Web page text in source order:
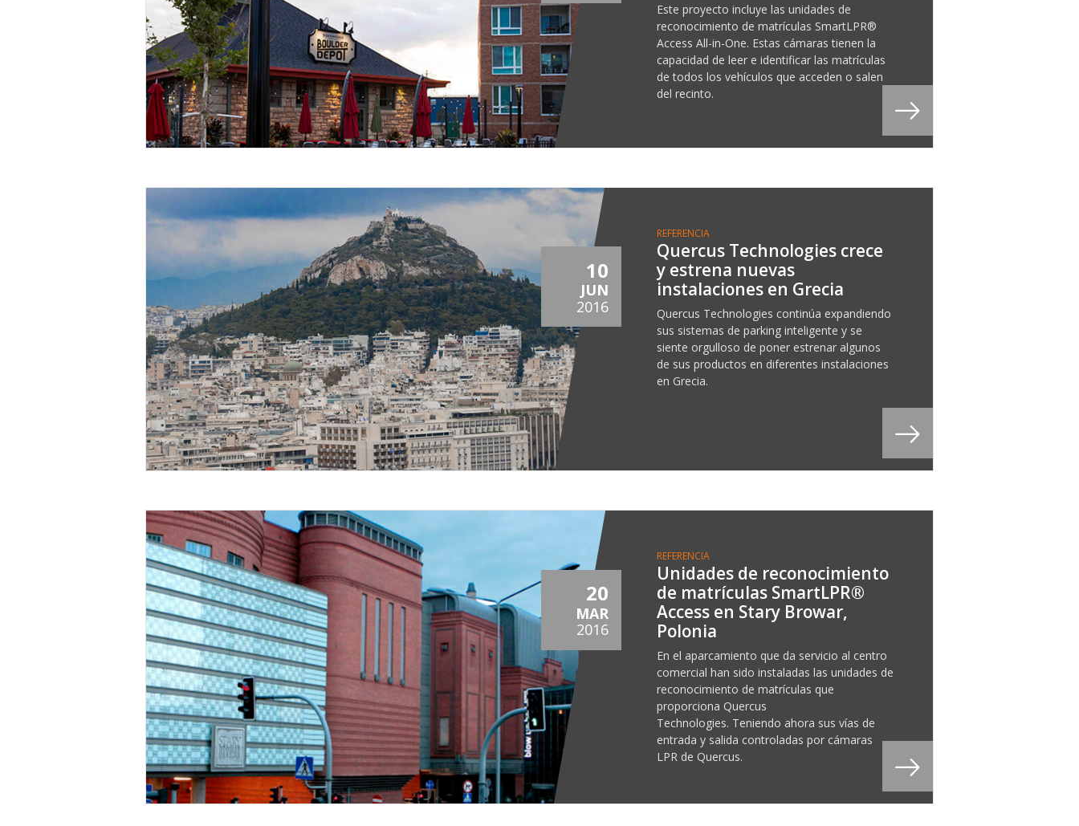
Este proyecto incluye las unidades de
reconocimiento de matrículas SmartLPR®
Access All-in-One. Estas cámaras tienen la
capacidad de leer e identificar las matrículas
de todos los vehículos que acceden o salen
del recinto.
REFERENCIA
10
JUN
2016
Quercus Technologies crece
y estrena nuevas
instalaciones en Grecia
Quercus Technologies continúa expandiendo
sus sistemas de parking inteligente y se
siente orgulloso de poner estrenar algunos
de sus productos en diferentes instalaciones
en Grecia.
REFERENCIA
20
MAR
2016
Unidades de reconocimiento
de matrículas SmartLPR®
Access en Stary Browar,
Polonia
En el aparcamiento que da servicio al centro
comercial han sido instaladas las unidades de
reconocimiento de matrículas que
proporciona Quercus
Technologies. Teniendo ahora sus vías de
entrada y salida controladas por cámaras
LPR de Quercus.